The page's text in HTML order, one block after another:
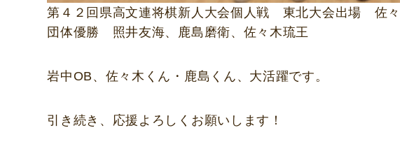
第４２回県高文連将棋新人大会個人戦 東北大会出場 佐
団体優勝 照井友海、鹿島磨衛、佐々木琉王
岩中OB、佐々木くん・鹿島くん、大活躍です。
引き続き、応援よろしくお願いします！